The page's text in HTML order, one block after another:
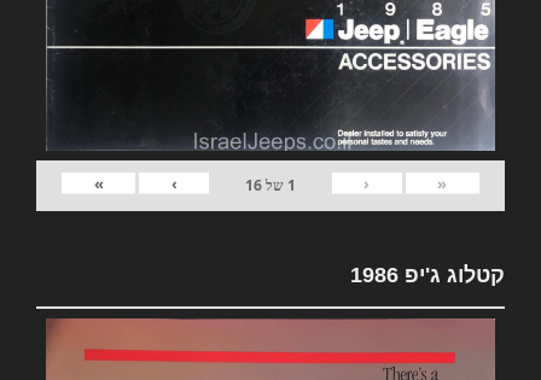
«
‹
1 של16
›
»
קטלוג ג'יפ 1986